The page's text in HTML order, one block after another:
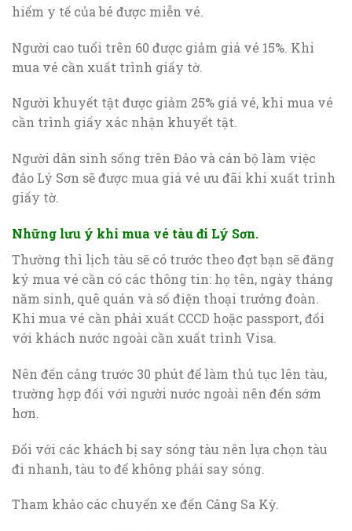
hiểm y tế của bé được miễn vé.
Người cao tuổi trên 60 được giảm giá vé 15%. Khi
mua vé cần xuất trình giấy tờ.
Người khuyết tật được giảm 25% giá vé, khi mua vé
cần trình giấy xác nhận khuyết tật.
Người dân sinh sống trên Đảo và cán bộ làm việc
đảo Lý Sơn sẽ được mua giá vé ưu đãi khi xuất trình
giấy tờ.
Những lưu ý khi mua vé tàu đi Lý Sơn.
Thường thì lịch tàu sẽ có trước theo đợt bạn sẽ đăng
ký mua vé cần có các thông tin: họ tên, ngày tháng
năm sinh, quê quán và số điện thoại trưởng đoàn.
Khi mua vé cần phải xuất CCCD hoặc passport, đối
với khách nước ngoài cần xuất trình Visa.
Nên đến cảng trước 30 phút để làm thủ tục lên tàu,
trường hợp đối với người nước ngoài nên đến sớm
hơn.
Đối với các khách bị say sóng tàu nên lựa chọn tàu
đi nhanh, tàu to để không phải say sóng.
Tham khảo các chuyến xe đến Cảng Sa Kỳ.